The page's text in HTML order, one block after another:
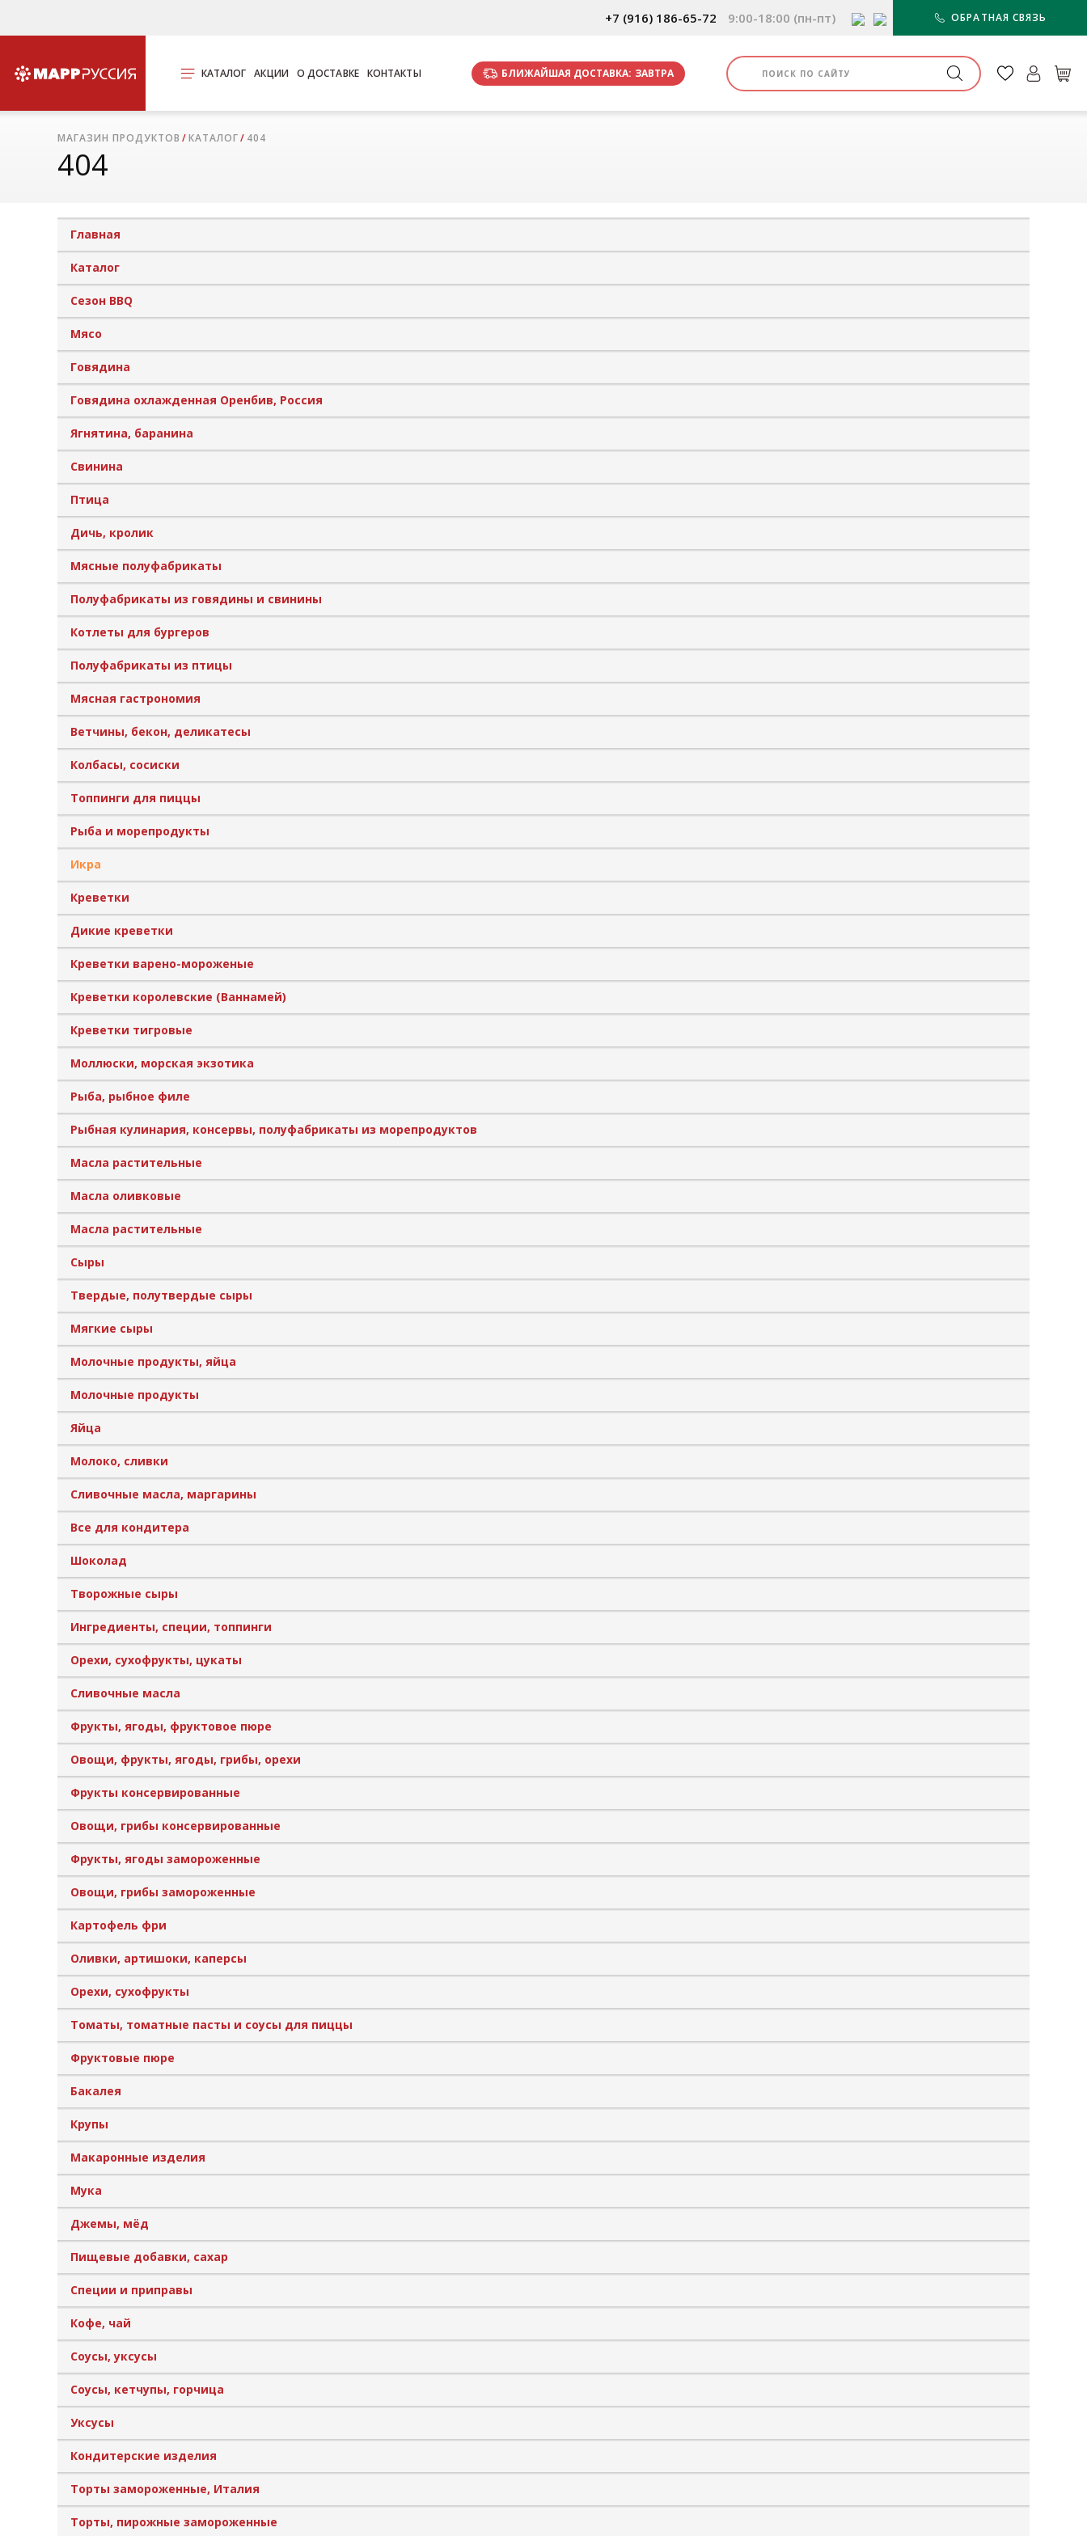
+7 (916) 186-65-72 9:00-18:00 (пн-пт) ОБРАТНАЯ СВЯЗЬ
КАТАЛОГ АКЦИИ О ДОСТАВКЕ КОНТАКТЫ БЛИЖАЙШАЯ ДОСТАВКА: ЗАВТРА
МАГАЗИН ПРОДУКТОВ КАТАЛОГ 404
404
Главная
Каталог
Сезон BBQ
Мясо
Говядина
Говядина охлажденная Оренбив, Россия
Ягнятина, баранина
Свинина
Птица
Дичь, кролик
Мясные полуфабрикаты
Полуфабрикаты из говядины и свинины
Котлеты для бургеров
Полуфабрикаты из птицы
Мясная гастрономия
Ветчины, бекон, деликатесы
Колбасы, сосиски
Топпинги для пиццы
Рыба и морепродукты
Икра
Креветки
Дикие креветки
Креветки варено-мороженые
Креветки королевские (Ваннамей)
Креветки тигровые
Моллюски, морская экзотика
Рыба, рыбное филе
Рыбная кулинария, консервы, полуфабрикаты из морепродуктов
Масла растительные
Масла оливковые
Масла растительные
Сыры
Твердые, полутвердые сыры
Мягкие сыры
Молочные продукты, яйца
Молочные продукты
Яйца
Молоко, сливки
Сливочные масла, маргарины
Все для кондитера
Шоколад
Творожные сыры
Ингредиенты, специи, топпинги
Орехи, сухофрукты, цукаты
Сливочные масла
Фрукты, ягоды, фруктовое пюре
Овощи, фрукты, ягоды, грибы, орехи
Фрукты консервированные
Овощи, грибы консервированные
Фрукты, ягоды замороженные
Овощи, грибы замороженные
Картофель фри
Оливки, артишоки, каперсы
Орехи, сухофрукты
Томаты, томатные пасты и соусы для пиццы
Фруктовые пюре
Бакалея
Крупы
Макаронные изделия
Мука
Джемы, мёд
Пищевые добавки, сахар
Специи и приправы
Кофе, чай
Соусы, уксусы
Соусы, кетчупы, горчица
Уксусы
Кондитерские изделия
Торты замороженные, Италия
Торты, пирожные замороженные